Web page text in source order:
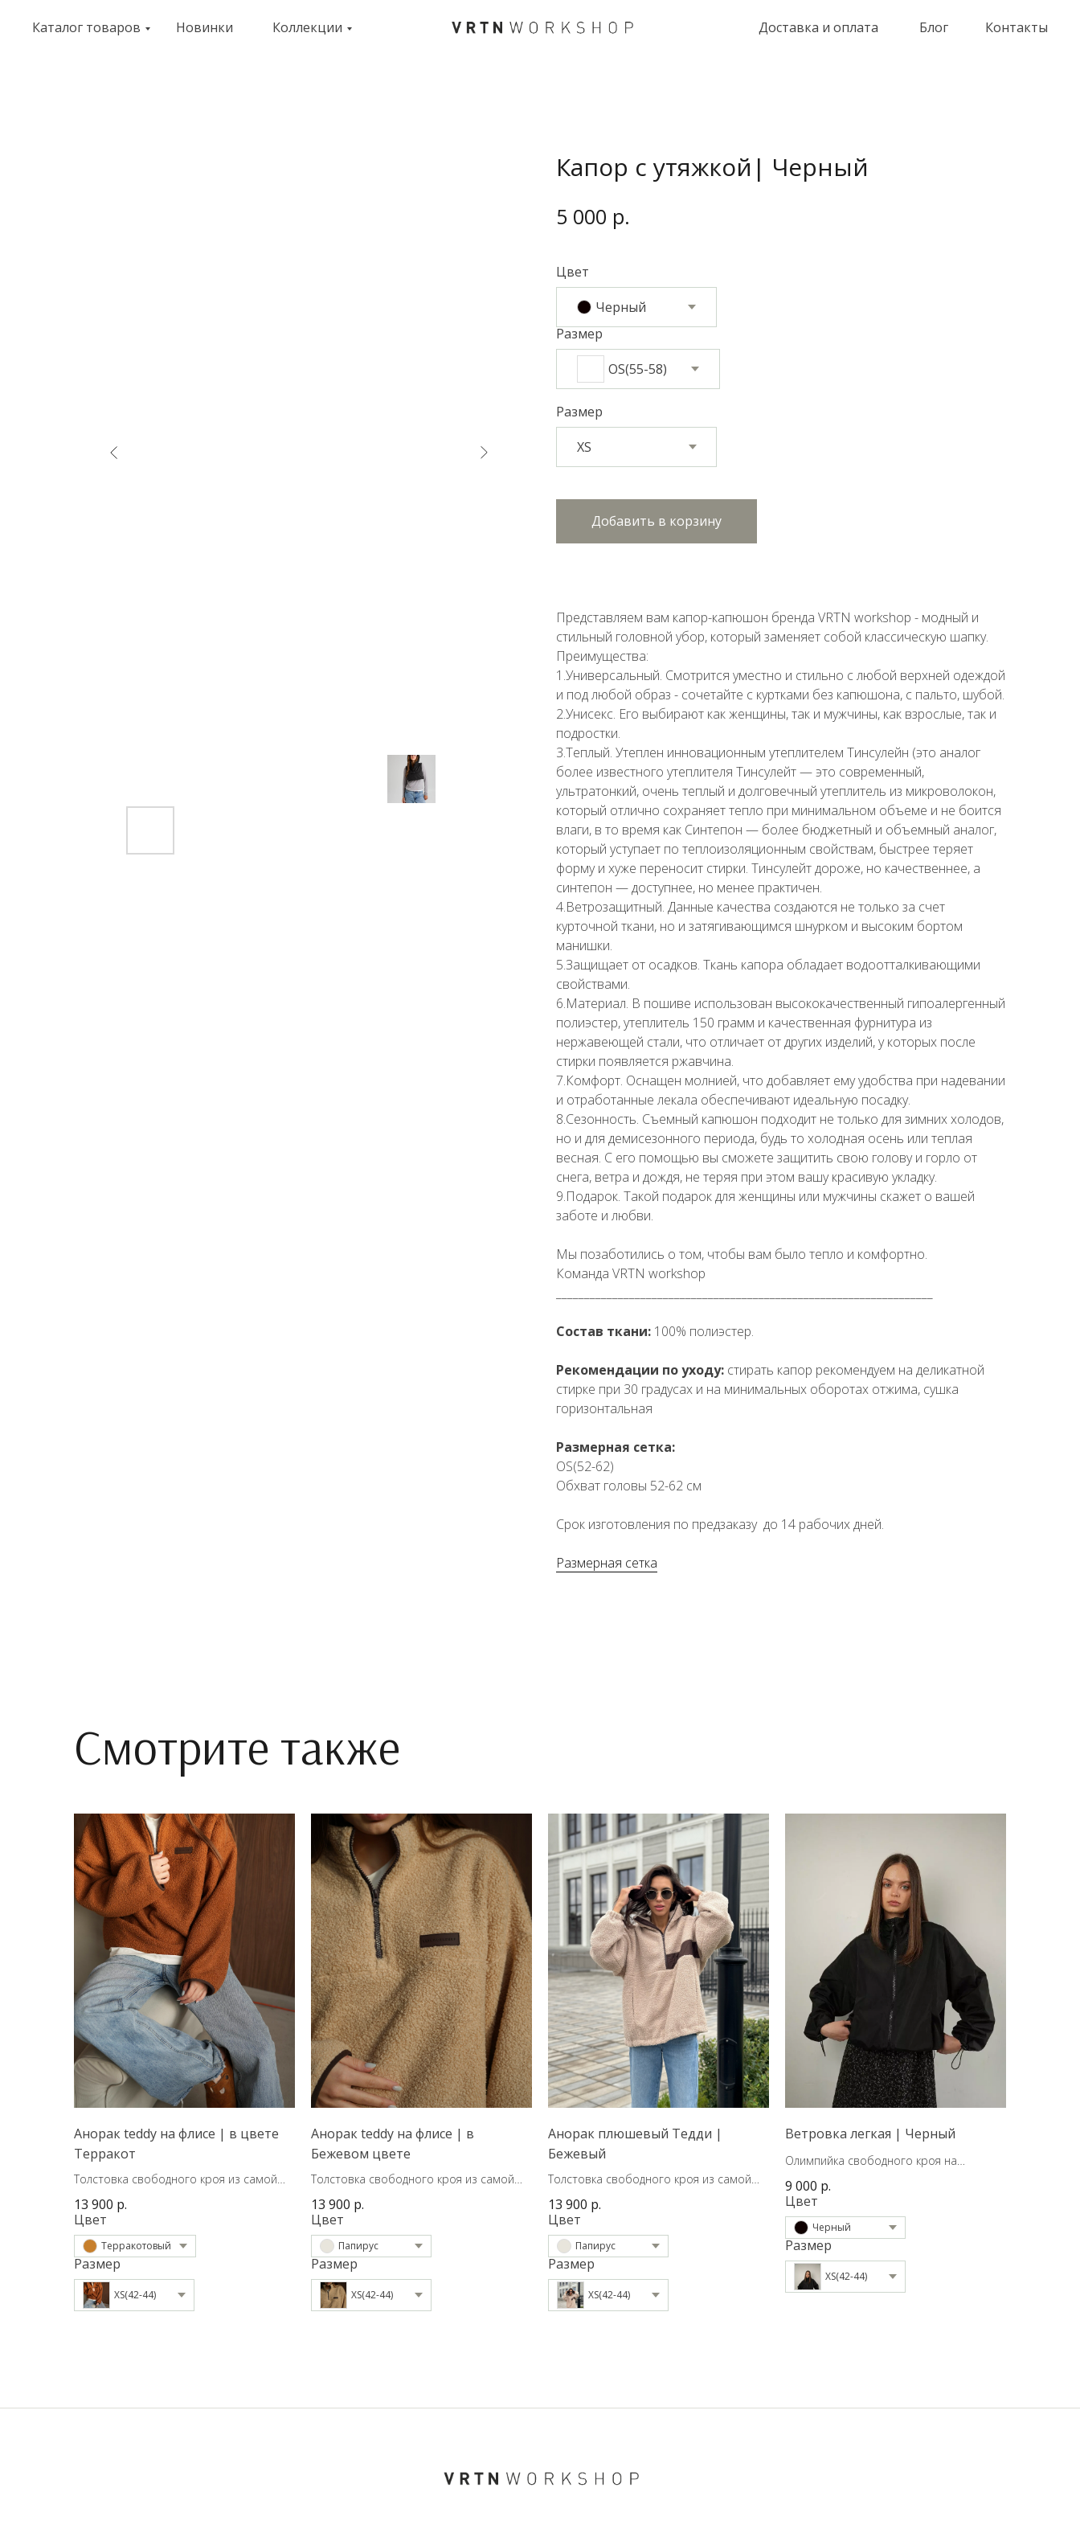
Каталог товаров Новинки Коллекции Доставка и оплата Блог Контакты
Капор с утяжкой| Черный
5 000 р.
Цвет
Черный
Размер
OS(55-58)
Размер
Добавить в корзину
Представляем вам капор-капюшон бренда VRTN workshop - модный и
стильный головной убор, который заменяет собой классическую шапку.
Преимущества:
1.Универсальный. Смотрится уместно и стильно с любой верхней одеждой
и под любой образ - сочетайте с куртками без капюшона, с пальто, шубой.
2.Унисекс. Его выбирают как женщины, так и мужчины, как взрослые, так и
подростки.
3.Теплый. Утеплен инновационным утеплителем Тинсулейн (это аналог
более известного утеплителя Тинсулейт — это современный,
ультратонкий, очень теплый и долговечный утеплитель из микроволокон,
который отлично сохраняет тепло при минимальном объеме и не боится
влаги, в то время как Синтепон — более бюджетный и объемный аналог,
который уступает по теплоизоляционным свойствам, быстрее теряет
форму и хуже переносит стирки. Тинсулейт дороже, но качественнее, а
синтепон — доступнее, но менее практичен.
4.Ветрозащитный. Данные качества создаются не только за счет
курточной ткани, но и затягивающимся шнурком и высоким бортом
манишки.
5.Защищает от осадков. Ткань капора обладает водоотталкивающими
свойствами.
6.Материал. В пошиве использован высококачественный гипоалергенный
полиэстер, утеплитель 150 грамм и качественная фурнитура из
нержавеющей стали, что отличает от других изделий, у которых после
стирки появляется ржавчина.
7.Комфорт. Оснащен молнией, что добавляет ему удобства при надевании
и отработанные лекала обеспечивают идеальную посадку.
8.Сезонность. Съемный капюшон подходит не только для зимних холодов,
но и для демисезонного периода, будь то холодная осень или теплая
весная. С его помощью вы сможете защитить свою голову и горло от
снега, ветра и дождя, не теряя при этом вашу красивую укладку.
9.Подарок. Такой подарок для женщины или мужчины скажет о вашей
заботе и любви.
Мы позаботились о том, чтобы вам было тепло и комфортно.
Команда VRTN workshop
Состав ткани: 100% полиэстер.
Рекомендации по уходу: cтирать капор рекомендуем на деликатной
стирке при 30 градусах и на минимальных оборотах отжима, сушка
горизонтальная
Размерная сетка:
OS(52-62)
Обхват головы 52-62 см
Срок изготовления по предзаказу до 14 рабочих дней.
Размерная сетка
Смотрите также
Анорак teddy на флисе | в цвете
Терракот
Толстовка свободного кроя из самой
13 900 р.
Цвет
Терракотовый
Размер
XS(42-44)
Анорак teddy на флисе | в
Бежевом цвете
Толстовка свободного кроя из самой
13 900 р.
Цвет
Папирус
Размер
XS(42-44)
Анорак плюшевый Тедди |
Бежевый
Толстовка свободного кроя из самой
13 900 р.
Цвет
Папирус
Размер
XS(42-44)
Ветровка легкая | Черный
Олимпийка свободного кроя на
9 000 р.
Цвет
Черный
Размер
XS(42-44)